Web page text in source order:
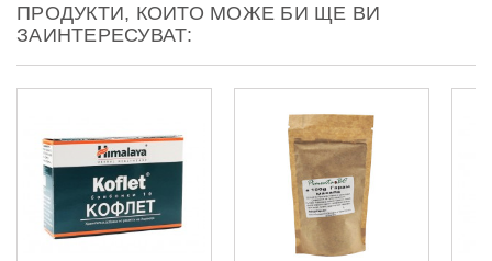
ПРОДУКТИ, КОИТО МОЖЕ БИ ЩЕ ВИ
ЗАИНТЕРЕСУВАТ: